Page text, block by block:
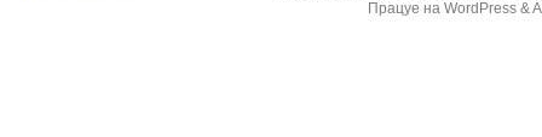
Працуе на WordPress &